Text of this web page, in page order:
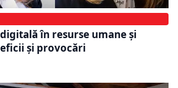
în resurse umane și
și provocări